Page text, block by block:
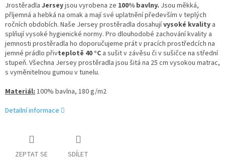
Jrostěradla Jerseyjsou vyrobena ze 100% bavlny. Jsou měkká,
příjemná a hebká na omak a mají své uplatnění především v teplých
ročních obdobích. Naše Jersey prostěradla dosahujívysoké kvality a
splňují vysoké hygienické normy. Pro dlouhodobé zachování kvality a
jemnosti prostěradla ho doporučujeme prát v pracích prostředcích na
jemné prádlo přivteplotě 40 °C a sušit v závěsu či v sušičce na střední
stupeň. Všechna Jersey prostěradla jsou šitá na 25 cm vysokou matrac,
s vyměnitelnou gumou v tunelu.
Materiál:100% bavlna, 180 g/m2
Detailní informace
ZEPTAT SE SDÍLET